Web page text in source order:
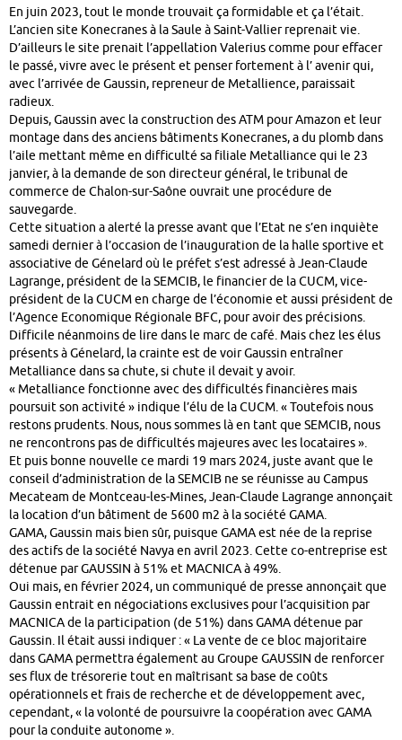
En juin 2023, tout le monde trouvait ça formidable et ça l’était.
L’ancien site Konecranes à la Saule à Saint-Vallier reprenait vie.
D’ailleurs le site prenait l’appellation Valerius comme pour effacer
le passé, vivre avec le présent et penser fortement à l’ avenir qui,
avec l’arrivée de Gaussin, repreneur de Metallience, paraissait
radieux.
Depuis, Gaussin avec la construction des ATM pour Amazon et leur
montage dans des anciens bâtiments Konecranes, a du plomb dans
l’aile mettant même en difficulté sa filiale Metalliance qui le 23
janvier, à la demande de son directeur général, le tribunal de
commerce de Chalon-sur-Saône ouvrait une procédure de
sauvegarde.
Cette situation a alerté la presse avant que l’Etat ne s’en inquiète
samedi dernier à l’occasion de l’inauguration de la halle sportive et
associative de Génelard où le préfet s’est adressé à Jean-Claude
Lagrange, président de la SEMCIB, le financier de la CUCM, vice-
président de la CUCM en charge de l’économie et aussi président de
l’Agence Economique Régionale BFC, pour avoir des précisions.
Difficile néanmoins de lire dans le marc de café. Mais chez les élus
présents à Génelard, la crainte est de voir Gaussin entraîner
Metalliance dans sa chute, si chute il devait y avoir.
« Metalliance fonctionne avec des difficultés financières mais
poursuit son activité » indique l’élu de la CUCM. « Toutefois nous
restons prudents. Nous, nous sommes là en tant que SEMCIB, nous
ne rencontrons pas de difficultés majeures avec les locataires ».
Et puis bonne nouvelle ce mardi 19 mars 2024, juste avant que le
conseil d’administration de la SEMCIB ne se réunisse au Campus
Mecateam de Montceau-les-Mines, Jean-Claude Lagrange annonçait
la location d’un bâtiment de 5600 m2 à la société GAMA.
GAMA, Gaussin mais bien sûr, puisque GAMA est née de la reprise
des actifs de la société Navya en avril 2023. Cette co-entreprise est
détenue par GAUSSIN à 51% et MACNICA à 49%.
Oui mais, en février 2024, un communiqué de presse annonçait que
Gaussin entrait en négociations exclusives pour l’acquisition par
MACNICA de la participation (de 51%) dans GAMA détenue par
Gaussin. Il était aussi indiquer : « La vente de ce bloc majoritaire
dans GAMA permettra également au Groupe GAUSSIN de renforcer
ses flux de trésorerie tout en maîtrisant sa base de coûts
opérationnels et frais de recherche et de développement avec,
cependant, « la volonté de poursuivre la coopération avec GAMA
pour la conduite autonome ».